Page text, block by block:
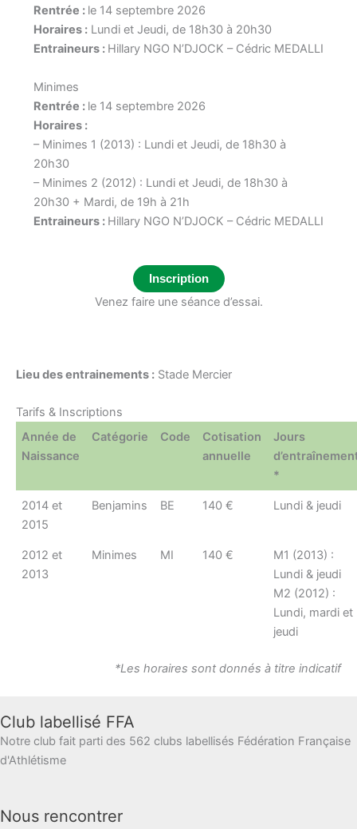
Rentrée : le 14 septembre 2026
Horaires :Lundi et Jeudi, de 18h30 à 20h30
Entraineurs : Hillary NGO N’DJOCK – Cédric MEDALLI
Minimes
Rentrée : le 14 septembre 2026
Horaires :
– Minimes 1 (2013) : Lundi et Jeudi, de 18h30 à
20h30
– Minimes 2 (2012) : Lundi et Jeudi, de 18h30 à
20h30 + Mardi, de 19h à 21h
Entraineurs : Hillary NGO N’DJOCK – Cédric MEDALLI
Inscription
Venez faire une séance d’essai.
Lieu des entrainements : Stade Mercier
Tarifs & Inscriptions
Année de
Naissance
Catégorie Code
Cotisation
annuelle
Jours
*
2014 et
2015
Benjamins BE 140 € Lundi & jeudi
2012 et
2013
Minimes MI 140 €
M1 (2013) :
Lundi & jeudi
M2 (2012) :
Lundi, mardi et
jeudi
*Les horaires sont donnés à titre indicatif
Club labellisé FFA
Notre club fait parti des 562 clubs labellisés Fédération Française
d'Athlétisme
Nous rencontrer